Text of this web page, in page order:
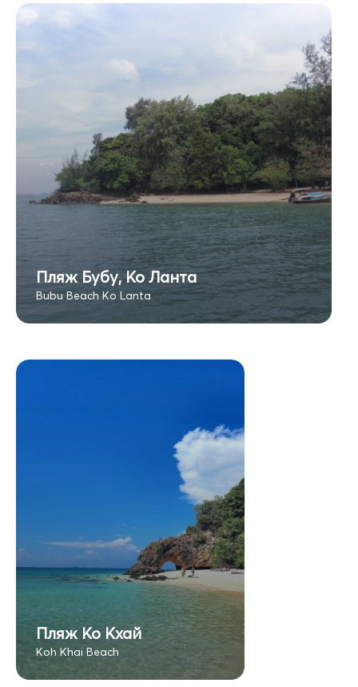
Пляж Бубу, Ко Ланта
Bubu Beach Ko Lanta
Пляж Ко Кхай
Koh Khai Beach